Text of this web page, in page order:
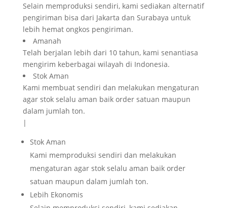
Selain memproduksi sendiri, kami sediakan alternatif
pengiriman bisa dari Jakarta dan Surabaya untuk
lebih hemat ongkos pengiriman.
Amanah
Telah berjalan lebih dari 10 tahun, kami senantiasa
mengirim keberbagai wilayah di Indonesia.
Stok Aman
Kami membuat sendiri dan melakukan mengaturan
agar stok selalu aman baik order satuan maupun
dalam jumlah ton.
|
Stok Aman
Kami memproduksi sendiri dan melakukan
mengaturan agar stok selalu aman baik order
satuan maupun dalam jumlah ton.
Lebih Ekonomis